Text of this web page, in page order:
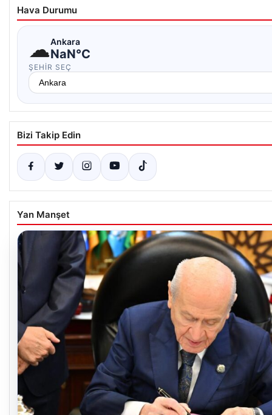
Hava Durumu
☁Ankara
NaN°C
ŞEHIR SEÇ
Bizi Takip Edin
Yan Manşet